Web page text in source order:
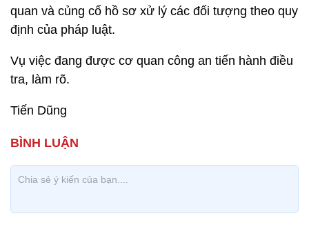
quan và củng cố hồ sơ xử lý các đối tượng theo quy
định của pháp luật.
Vụ việc đang được cơ quan công an tiến hành điều
tra, làm rõ.
Tiến Dũng